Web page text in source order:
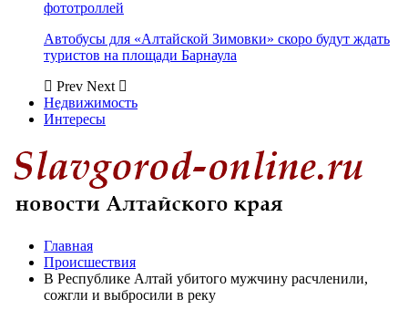
фототроллей
Автобусы для «Алтайской Зимовки» скоро будут ждать
туристов на площади Барнаула
Prev Next
Недвижимость
Интересы
Главная
Происшествия
В Республике Алтай убитого мужчину расчленили,
сожгли и выбросили в реку